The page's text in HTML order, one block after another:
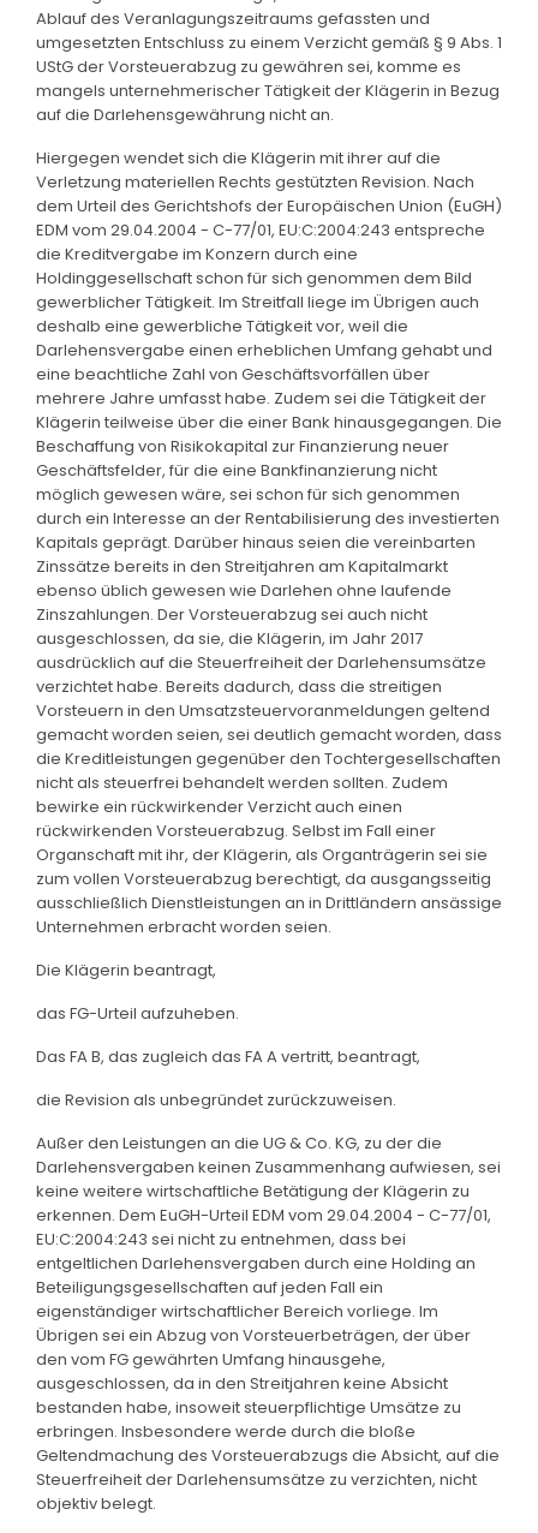
Ablauf des Veranlagungszeitraums gefassten und
umgesetzten Entschluss zu einem Verzicht gemäß § 9 Abs. 1
UStG der Vorsteuerabzug zu gewähren sei, komme es
mangels unternehmerischer Tätigkeit der Klägerin in Bezug
auf die Darlehensgewährung nicht an.
Hiergegen wendet sich die Klägerin mit ihrer auf die
Verletzung materiellen Rechts gestützten Revision. Nach
dem Urteil des Gerichtshofs der Europäischen Union (EuGH)
EDM vom 29.04.2004 - C-77/01, EU:C:2004:243 entspreche
die Kreditvergabe im Konzern durch eine
Holdinggesellschaft schon für sich genommen dem Bild
gewerblicher Tätigkeit. Im Streitfall liege im Übrigen auch
deshalb eine gewerbliche Tätigkeit vor, weil die
Darlehensvergabe einen erheblichen Umfang gehabt und
eine beachtliche Zahl von Geschäftsvorfällen über
mehrere Jahre umfasst habe. Zudem sei die Tätigkeit der
Klägerin teilweise über die einer Bank hinausgegangen. Die
Beschaffung von Risikokapital zur Finanzierung neuer
Geschäftsfelder, für die eine Bankfinanzierung nicht
möglich gewesen wäre, sei schon für sich genommen
durch ein Interesse an der Rentabilisierung des investierten
Kapitals geprägt. Darüber hinaus seien die vereinbarten
Zinssätze bereits in den Streitjahren am Kapitalmarkt
ebenso üblich gewesen wie Darlehen ohne laufende
Zinszahlungen. Der Vorsteuerabzug sei auch nicht
ausgeschlossen, da sie, die Klägerin, im Jahr 2017
ausdrücklich auf die Steuerfreiheit der Darlehensumsätze
verzichtet habe. Bereits dadurch, dass die streitigen
Vorsteuern in den Umsatzsteuervoranmeldungen geltend
gemacht worden seien, sei deutlich gemacht worden, dass
die Kreditleistungen gegenüber den Tochtergesellschaften
nicht als steuerfrei behandelt werden sollten. Zudem
bewirke ein rückwirkender Verzicht auch einen
rückwirkenden Vorsteuerabzug. Selbst im Fall einer
Organschaft mit ihr, der Klägerin, als Organträgerin sei sie
zum vollen Vorsteuerabzug berechtigt, da ausgangsseitig
ausschließlich Dienstleistungen an in Drittländern ansässige
Unternehmen erbracht worden seien.
Die Klägerin beantragt,
das FG-Urteil aufzuheben.
Das FA B, das zugleich das FA A vertritt, beantragt,
die Revision als unbegründet zurückzuweisen.
Außer den Leistungen an die UG & Co. KG, zu der die
Darlehensvergaben keinen Zusammenhang aufwiesen, sei
keine weitere wirtschaftliche Betätigung der Klägerin zu
erkennen. Dem EuGH-Urteil EDM vom 29.04.2004 - C-77/01,
EU:C:2004:243 sei nicht zu entnehmen, dass bei
entgeltlichen Darlehensvergaben durch eine Holding an
Beteiligungsgesellschaften auf jeden Fall ein
eigenständiger wirtschaftlicher Bereich vorliege. Im
Übrigen sei ein Abzug von Vorsteuerbeträgen, der über
den vom FG gewährten Umfang hinausgehe,
ausgeschlossen, da in den Streitjahren keine Absicht
bestanden habe, insoweit steuerpflichtige Umsätze zu
erbringen. Insbesondere werde durch die bloße
Geltendmachung des Vorsteuerabzugs die Absicht, auf die
Steuerfreiheit der Darlehensumsätze zu verzichten, nicht
objektiv belegt.